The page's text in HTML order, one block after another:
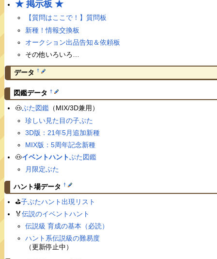
★ 掲示板 ★
【質問はここで！】質問板
新種！情報交換板
オークション出品告知＆依頼板
その他いろいろ…
データ †
図鑑データ †
🐽ぶた図鑑（MIX/3D兼用）
珍しい見た目の子ぶた
3D版：21年5月追加新種
MIX版：5周年記念新種
🐽イベントハントぶた図鑑
月限定ぶた
ハント場データ †
⛳️子ぶたハント出現リスト
🏅伝説のイベントハント
伝説級 育成の基本（必読）
ハント系伝説級の難易度
（更新停止中）